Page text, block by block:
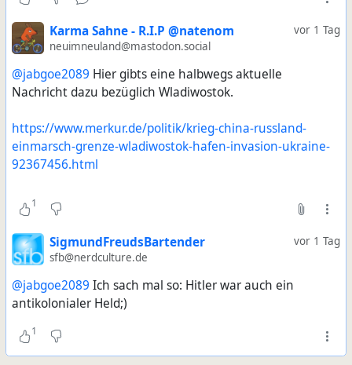
vor 1 Tag
Karma Sahne - R.I.P @natenom
neuimneuland@mastodon.social
@jabgoe2089 Hier gibts eine halbwegs aktuelle
Nachricht dazu bezüglich Wladiwostok.
https://www.merkur.de/politik/krieg-china-russland-
einmarsch-grenze-wladiwostok-hafen-invasion-ukraine-
92367456.html
1
vor 1 Tag
SigmundFreudsBartender
sfb@nerdculture.de
@jabgoe2089 Ich sach mal so: Hitler war auch ein
antikolonialer Held;)
1